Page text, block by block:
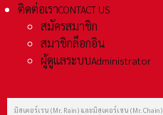
ติดต่อเราCONTACT US
สมัครสมาชิก
สมาชิกล็อกอิน
ผู้ดูแลระบบAdministrator
มิสเตอร์เรน (Mr. Rain) และมิสเตอร์เชน (Mr. Chain)